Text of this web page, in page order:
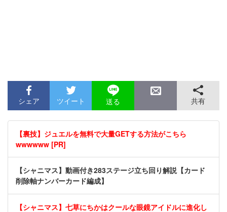
シェア ツイート 送る 共有
【裏技】ジュエルを無料で大量GETする方法がこちら
wwwwww [PR]
【シャニマス】動画付き283ステージ立ち回り解説【カード
削除軸ナンバーカード編成】
【シャニマス】七草にちかはクールな眼鏡アイドルに進化し